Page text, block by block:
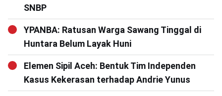
SNBP
YPANBA: Ratusan Warga Sawang Tinggal di
Huntara Belum Layak Huni
Elemen Sipil Aceh: Bentuk Tim Independen
Kasus Kekerasan terhadap Andrie Yunus